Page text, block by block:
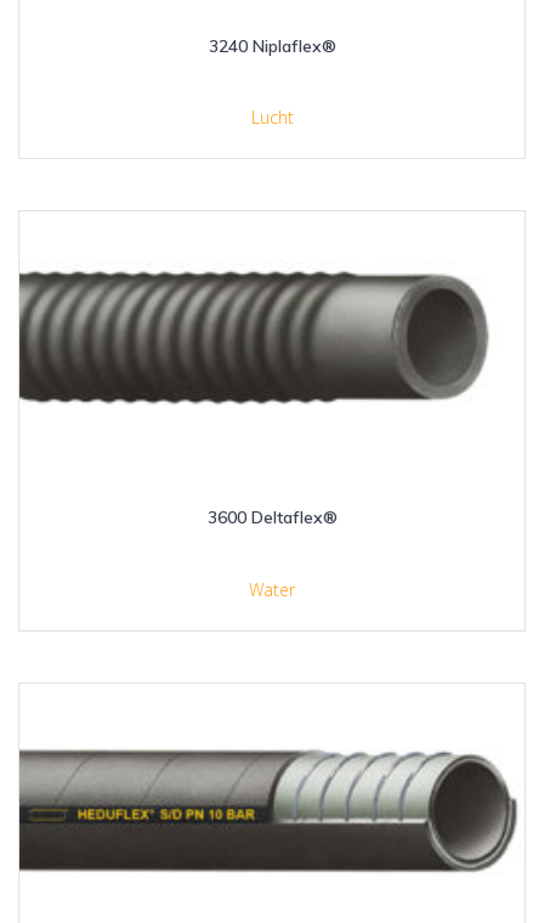
3240 Niplaflex®
Lucht
3600 Deltaflex®
Water